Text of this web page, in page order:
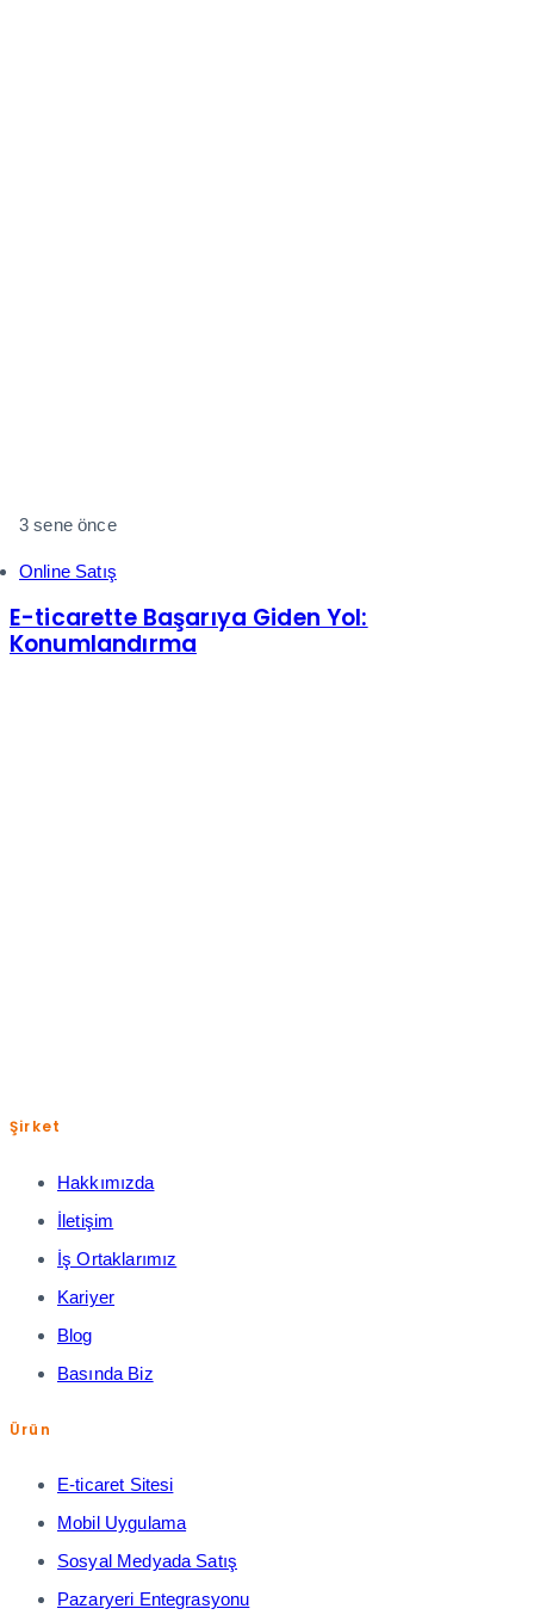
3 sene önce
Online Satış
E-ticarette Başarıya Giden Yol:
Konumlandırma
Şirket
Hakkımızda
İletişim
İş Ortaklarımız
Kariyer
Blog
Basında Biz
Ürün
E-ticaret Sitesi
Mobil Uygulama
Sosyal Medyada Satış
Pazaryeri Entegrasyonu